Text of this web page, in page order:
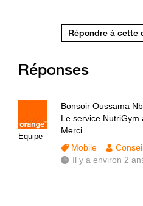
Répondre à cette
Réponses
Equipe
Bonsoir Oussama Nbl
Le service NutriGym
Merci.
Mobile
Il y a environ 2